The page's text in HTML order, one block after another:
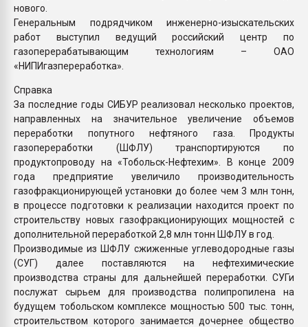
нового.
Генеральным подрядчиком инженерно-изыскательских
работ выступил ведущий российский центр по
газоперерабатывающим технологиям – ОАО
«НИПИгазпереработка».
Справка
За последние годы СИБУР реализовал несколько проектов,
направленных на значительное увеличение объемов
переработки попутного нефтяного газа. Продукты
газопереработки (ШФЛУ) транспортируются по
продуктопроводу на «Тобольск-Нефтехим». В конце 2009
года предприятие увеличило производительность
газофракционирующей установки до более чем 3 млн тонн,
в процессе подготовки к реализации находится проект по
строительству новых газофракционирующих мощностей с
дополнительной переработкой 2,8 млн тонн ШФЛУ в год.
Производимые из ШФЛУ сжиженные углеводородные газы
(СУГ) далее поставляются на нефтехимические
производства страны для дальнейшей переработки. СУГи
послужат сырьем для производства полипропилена на
будущем тобольском комплексе мощностью 500 тыс. тонн,
строительством которого занимается дочернее общество